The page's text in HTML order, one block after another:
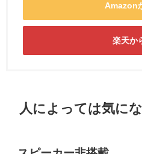
Amazon
楽天か
人によっては気に